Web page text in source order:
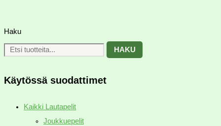
Haku
HAKU
Käytössä suodattimet
Kaikki Lautapelit
Joukkuepelit